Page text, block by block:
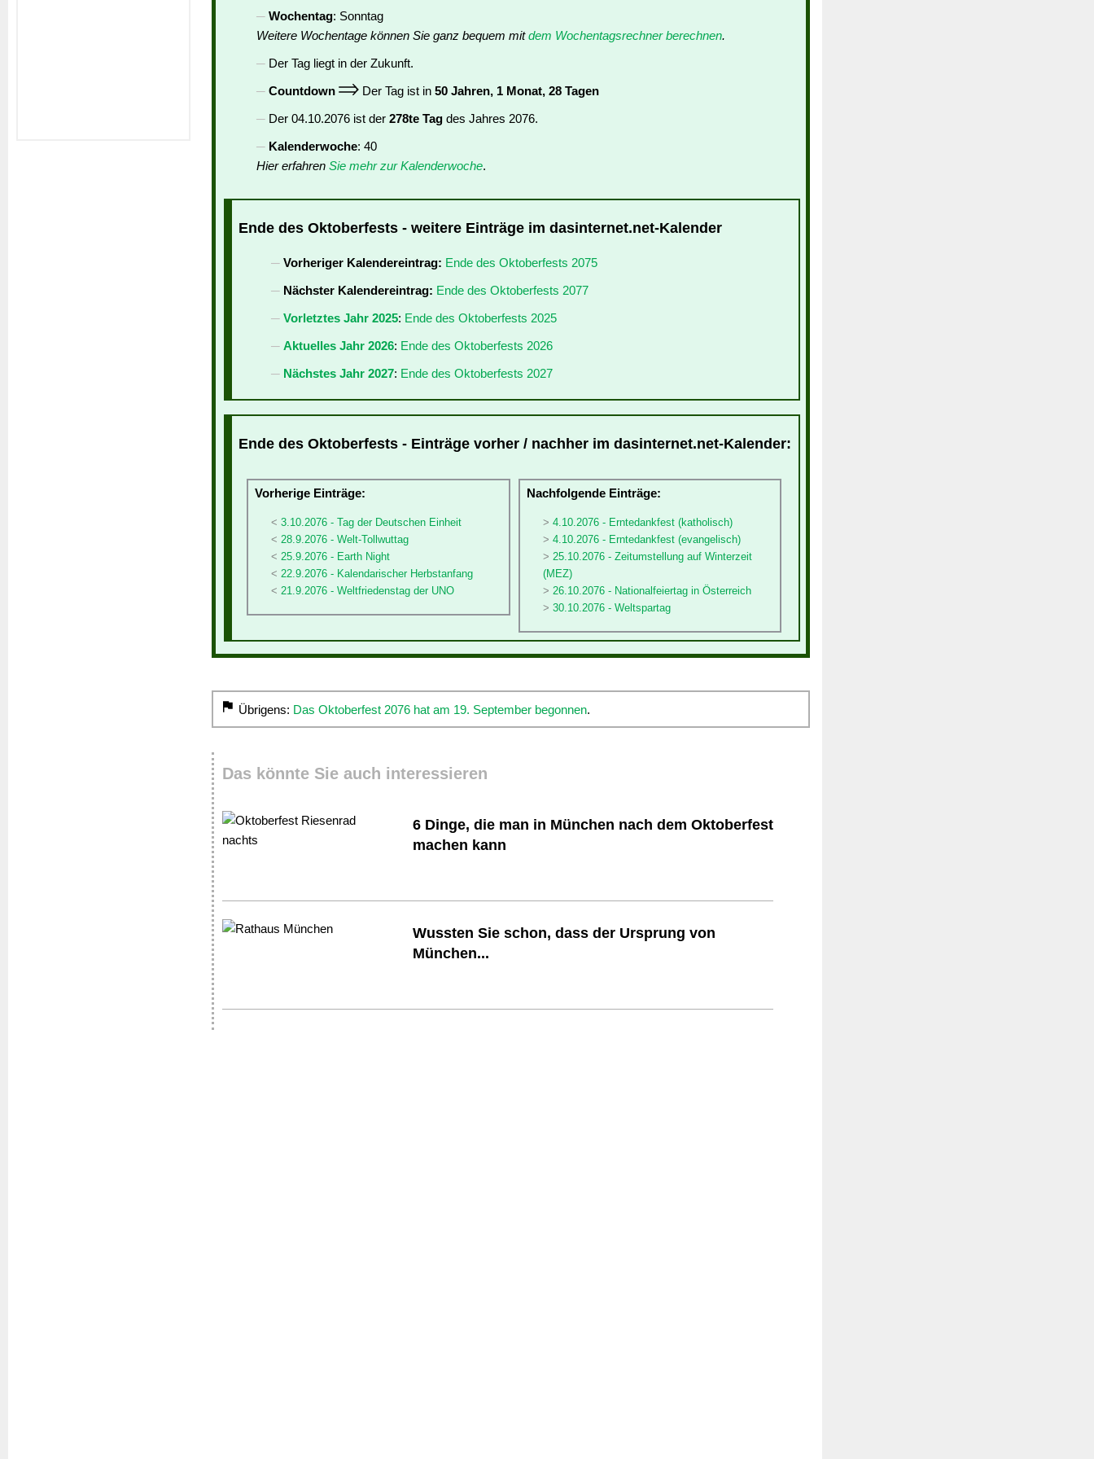
Wochentag: Sonntag
Weitere Wochentage können Sie ganz bequem mitdem Wochentagsrechner berechnen.
Der Tag liegt in der Zukunft.
Countdown
Der Tag ist in 50 Jahren, 1 Monat, 28 Tagen
Der 04.10.2076 ist der 278te Tag des Jahres 2076.
Kalenderwoche: 40
Hier erfahren Sie mehr zur Kalenderwoche.
Ende des Oktoberfests - weitere Einträge im dasinternet.net-Kalender
Vorheriger Kalendereintrag: Ende des Oktoberfests 2075
Nächster Kalendereintrag: Ende des Oktoberfests 2077
Vorletztes Jahr 2025: Ende des Oktoberfests 2025
Aktuelles Jahr 2026: Ende des Oktoberfests 2026
Nächstes Jahr 2027: Ende des Oktoberfests 2027
Ende des Oktoberfests - Einträge vorher / nachher im dasinternet.net-Kalender:
Vorherige Einträge:
3.10.2076 - Tag der Deutschen Einheit
28.9.2076 - Welt-Tollwuttag
25.9.2076 - Earth Night
22.9.2076 - Kalendarischer Herbstanfang
21.9.2076 - Weltfriedenstag der UNO
Nachfolgende Einträge:
4.10.2076 - Erntedankfest (katholisch)
4.10.2076 - Erntedankfest (evangelisch)
25.10.2076 - Zeitumstellung auf Winterzeit
(MEZ)
26.10.2076 - Nationalfeiertag in Österreich
30.10.2076 - Weltspartag
Übrigens: Das Oktoberfest 2076 hat am 19. September begonnen.
Das könnte Sie auch interessieren
6 Dinge, die man in München nach dem Oktoberfest
machen kann
Wussten Sie schon, dass der Ursprung von
München...